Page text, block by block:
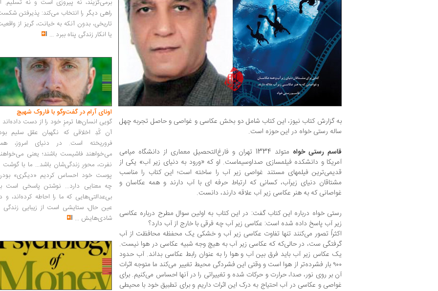
به گزارش کتاب نیوز، این کتاب شامل دو بخش عکاسی و غواصی و حاصل تجربه چهل
ساله رستی خواه در این حوزه است.
قاسم رستی خواه
متولد 1334 تهران و فارغ‌التحصیل معماری از دانشگاه میامی
آمریکا و دانشکده فیلمسازی صداوسیماست. او که «ورود به دنیای زیر آب» یکی از
قدیمی‌ترین فیلمهای مستند غواصی زیر آب را ساخته است؛ این کتاب را مناسب
مشتاقان دنیای زیرآب، کسانی که ارتباط حرفه ای با آب دارند و همه عکاسان و
غواصانی که به هنر عکاسی زیر آب علاقه دارند، دانست.
رستی خواه درباره این کتاب گفت: در این کتاب به اولین سوال مطرح درباره عکاسی
زیر آب پاسخ داده شده است: عکاسی زیر آب چه فرقی با خارج از آب دارد؟
اکثراً تصور می‌کنند تنها تفاوت عکاسی زیر آب و خشکی یک محفظه محافظت از آب
گرفتگی ست، در حالی‌که که عکاسی زیر آب به هیچ وجه شبیه عکاسی در هوا نیست.
یک عکاس زیر آب باید فرق بین آب و هوا را به عنوان رابط عکاسی بداند. آب حدود
۹۰۰ بار فشرده‌تر از هوا است و وقتی این فشردگی محیط تغییر می‌کند ما متوجه اثرات
آن بر روی نور، صدا، حرارت و حرکات شده و تغییراتی را در آنها احساس می‌کنیم. برای
غواصی و عکاسی در آب احتیاج به درک این اثرات داریم و برای تطبیق خود با محیطی
برمی‌گزیند، نه پیروزی است و نه تسلیم.
راهی دیگر را انتخاب می‌کند: پذیرفتن
تاریخی، بدون آنکه به خیانت، گریز از
یا انکار زندگی پناه ببرد ...
اونای آرام در گفت‌وگو با فاروک شهیچ‭
گویی انسان‌ها ترمزِ خود را از دست داده‌اند
آن کُدِ اخلاقی که نگهبان عقل سلیم
فروریخته است. در دنیای امروز،
می‌خواهند فاشیست باشند؛ یعنی
نفرت، محورِ زندگی‌شان باشد... ما با گوشت
پوست خود احساس کردیم «دیگری»
چه معنایی دارد... نوشتن پاسخی است
بی‌عدالتی‌هایی که ما را احاطه کرده‌اند، و
عین حال، ستایشی است از زیبایی زندگی
شادی‌هایش ...